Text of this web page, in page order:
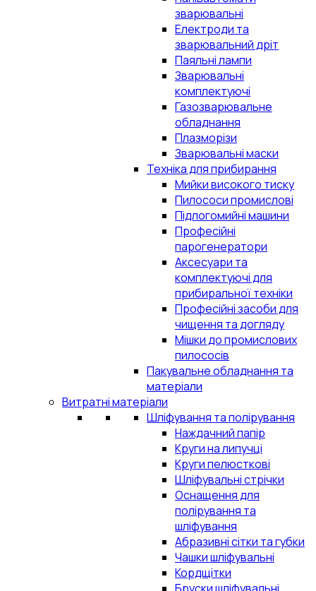
зварювальні
Електроди та
зварювальний дріт
Паяльні лампи
Зварювальні
комплектуючі
Газозварювальне
обладнання
Плазморізи
Зварювальні маски
Техніка для прибирання
Мийки високого тиску
Пилососи промислові
Підлогомийні машини
Професійні
парогенератори
Аксесуари та
комплектуючі для
прибиральної техніки
Професійні засоби для
чищення та догляду
Мішки до промислових
пилососів
Пакувальне обладнання та
матеріали
Витратні матеріали
Шліфування та полірування
Наждачний папір
Круги на липучці
Круги пелюсткові
Шліфувальні стрічки
Оснащення для
полірування та
шліфування
Абразивні сітки та губки
Чашки шліфувальні
Кордщітки